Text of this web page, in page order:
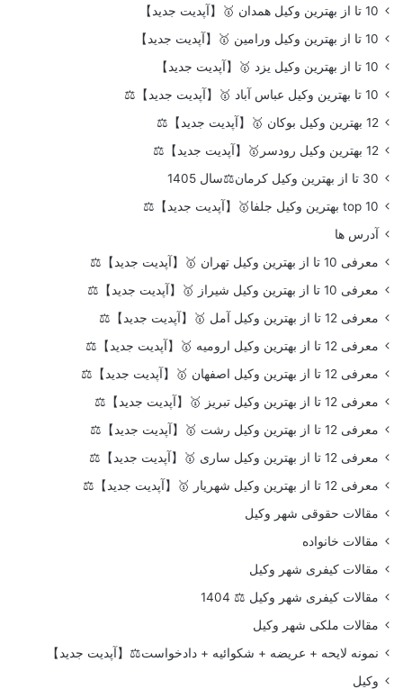
10 تا از بهترین وکیل همدان 🥇【آپدیت جدید】
10 تا از بهترین وکیل ورامین 🥇【آپدیت جدید】
10 تا از بهترین وکیل یزد 🥇【آپدیت جدید】
10 تا بهترین وکیل عباس آباد 🥇【آپدیت جدید】⚖️
12 بهترین وکیل بوکان 🥇【آپدیت جدید】⚖️
12 بهترین وکیل رودسر🥇【آپدیت جدید】⚖️
30 تا از بهترین وکیل کرمان⚖️سال 1405
top 10 بهترین وکیل جلفا🥇【آپدیت جدید】⚖️
آدرس ها
معرفی 10 تا از بهترین وکیل تهران 🥇【آپدیت جدید】⚖️
معرفی 10 تا از بهترین وکیل شیراز 🥇【آپدیت جدید】⚖️
معرفی 12 تا از بهترین وکیل آمل 🥇【آپدیت جدید】⚖️
معرفی 12 تا از بهترین وکیل ارومیه 🥇【آپدیت جدید】⚖️
معرفی 12 تا از بهترین وکیل اصفهان 🥇【آپدیت جدید】⚖️
معرفی 12 تا از بهترین وکیل تبریز 🥇【آپدیت جدید】⚖️
معرفی 12 تا از بهترین وکیل رشت 🥇【آپدیت جدید】⚖️
معرفی 12 تا از بهترین وکیل ساری 🥇【آپدیت جدید】⚖️
معرفی 12 تا از بهترین وکیل شهریار 🥇【آپدیت جدید】⚖️
مقالات حقوقی شهر وکیل
مقالات خانواده
مقالات کیفری شهر وکیل
مقالات کیفری شهر وکیل ⚖️ 1404
مقالات ملکی شهر وکیل
نمونه لایحه + عریضه + شکوائیه + دادخواست⚖️【آپدیت جدید】
وکیل